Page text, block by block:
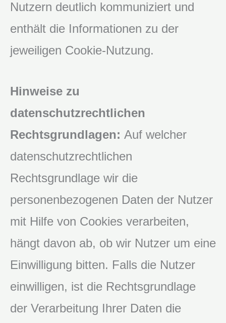
Nutzern deutlich kommuniziert und
enthält die Informationen zu der
jeweiligen Cookie-Nutzung.
Hinweise zu
datenschutzrechtlichen
Rechtsgrundlagen: Auf welcher
datenschutzrechtlichen
Rechtsgrundlage wir die
personenbezogenen Daten der Nutzer
mit Hilfe von Cookies verarbeiten,
hängt davon ab, ob wir Nutzer um eine
Einwilligung bitten. Falls die Nutzer
einwilligen, ist die Rechtsgrundlage
der Verarbeitung Ihrer Daten die